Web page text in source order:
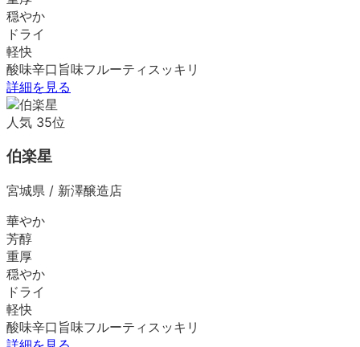
穏やか
ドライ
軽快
酸味辛口 旨味フルーティ スッキリ
詳細を見る
人気 35位
伯楽星
宮城県 / 新澤醸造店
華やか
芳醇
重厚
穏やか
ドライ
軽快
酸味辛口 旨味フルーティ スッキリ